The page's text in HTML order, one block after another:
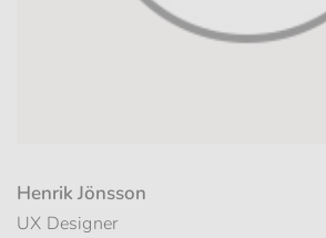
Henrik Jönsson
UX Designer